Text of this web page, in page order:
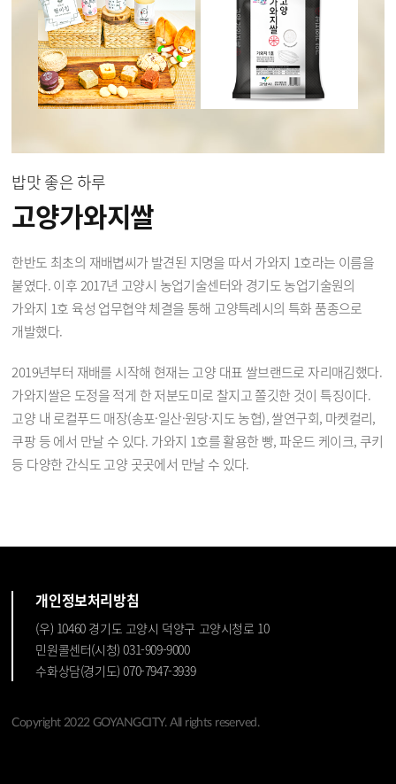
밥맛 좋은 하루
고양가와지쌀
한반도 최초의 재배볍씨가 발견된 지명을 따서 가와지 1호라는 이름을
붙였다. 이후 2017년 고양시 농업기술센터와 경기도 농업기술원의
가와지 1호 육성 업무협약 체결을 통해 고양특례시의 특화 품종으로
개발했다.
2019년부터 재배를 시작해 현재는 고양 대표 쌀브랜드로 자리매김했다.
가와지쌀은 도정을 적게 한 저분도미로 찰지고 쫄깃한 것이 특징이다.
고양 내 로컬푸드 매장(송포·일산·원당·지도 농협), 쌀연구회, 마켓컬리,
쿠팡 등 에서 만날 수 있다. 가와지 1호를 활용한 빵, 파운드 케이크, 쿠키
등 다양한 간식도 고양 곳곳에서 만날 수 있다.
개인정보처리방침
(우) 10460 경기도 고양시 덕양구 고양시청로 10
민원콜센터(시청) 031-909-9000
수화상담(경기도) 070-7947-3939
Copyright 2022 GOYANGCITY. All rights reserved.